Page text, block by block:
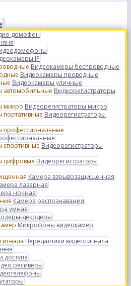
домофон
IP
Видеокамеры беспроводные
Видеокамеры проводные
Видеокамеры уличные
Видеорегистраторы
Видеорегистраторы микро
Видеорегистраторы
Видеорегистраторы
Видеорегистраторы
Камера взрывозащищенная
лазерная
ночная
Камера распознавания
умная
декодеры
Микрофоны видеокамер
Передатчики видеосигнала
доступа
ресиверы